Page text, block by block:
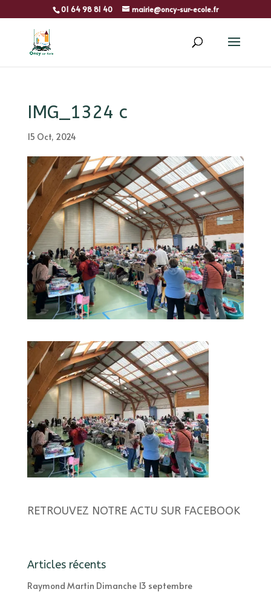
01 64 98 81 40 mairie@oncy-sur-ecole.fr
IMG_1324 c
15 Oct, 2024
RETROUVEZ NOTRE ACTU SUR FACEBOOK
Articles récents
Raymond Martin Dimanche 13 septembre